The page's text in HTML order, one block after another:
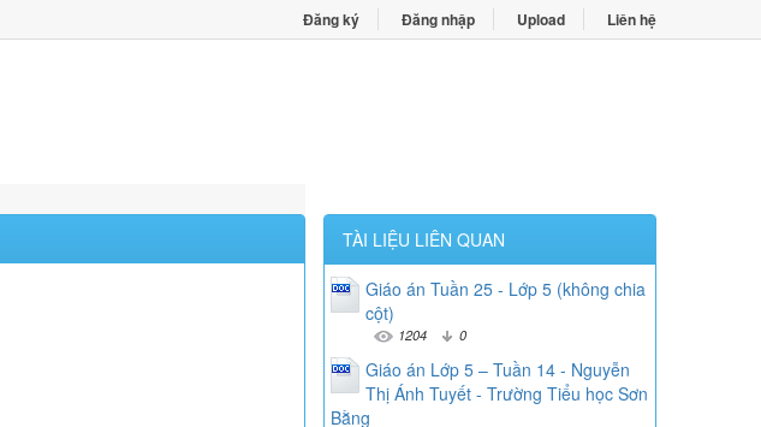
Đăng ký Đăng nhập Upload Liên hệ
TÀI LIỆU LIÊN QUAN
Giáo án Tuần 25 - Lớp 5 (không chia
cột)
1204 0
Giáo án Lớp 5 – Tuần 14 - Nguyễn
Thị Ánh Tuyết - Trường Tiểu học Sơn
Bằng